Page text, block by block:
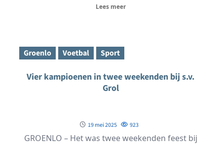
Lees meer
Groenlo Voetbal Sport
Vier kampioenen in twee weekenden bij s.v.
Grol
19 mei 2025 923
GROENLO – Het was twee weekenden feest bij